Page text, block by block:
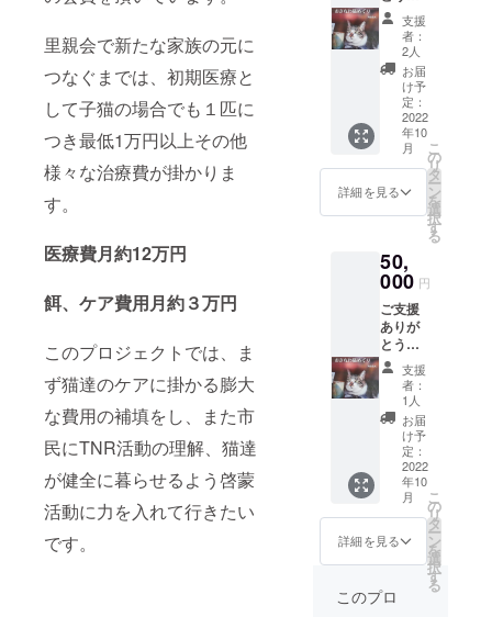
里親会で新たな家族の元に
つなぐまでは、初期医療と
して子猫の場合でも１匹に
つき最低1万円以上その他
様々な治療費が掛かりま
す。
医療費月約12万円
餌、ケア費用月約３万円
このプロジェクトでは、ま
ず猫達のケアに掛かる膨大
な費用の補填をし、また市
民にTNR活動の理解、猫達
が健全に暮らせるよう啓蒙
活動に力を入れて行きたい
です。
スト
カード
はラン
ダムで
お選び
しま
す。 賛
助会員
でイラ
スト
レー
Yumyさ
る南国
catsイ
ラスト
の原画
デー
ター３
点メー
ルにて
お送り
しま
す。 イ
ラスト
はボラ
ンティ
ア、資
金造成
の場合
す。
ざいま
す。 集
めた資
金を適
切に使
用した
ご報告
とお礼
状を送
付しま
す。写
真家滝
畠豊美
ポスト
カード
３枚及
び「お
きなわ
猫めぐ
り」
フォト
ブック
を郵送
致しま
す。 ポ
スト
カード
はラン
ダムで
お選び
助会員
でイラ
支援
者：
2人
お届
け予
定：
2022
年10
月
詳細を見る
こ
の
リ
タ
ー
ン
を
選
択
す
る
50,
000 円
ご支援
ありが
とうご
ざいま
す。 集
めた資
金を適
切に使
用した
ご報告
とお礼
状を送
付しま
す。写
真家滝
畠豊美
さんの
ポスト
支援
者：
1人
お届
け予
定：
2022
年10
月
詳細を見る
こ
の
リ
タ
ー
ン
を
選
択
す
る
このプロ